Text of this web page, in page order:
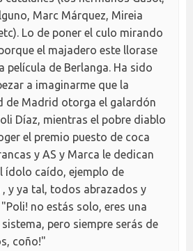
Marc Márquez, Mireia
Lo de poner el culo mirando
el majadero este llorase
película de Berlanga. Ha sido
a imaginarme que la
de Madrid otorga el galardón
Díaz, mientras el pobre diablo
el premio puesto de coca
y AS y Marca le dedican
ídolo caído, ejemplo de
, y ya tal, todos abrazados y
no estás solo, eres una
pero siempre serás de
coño!"